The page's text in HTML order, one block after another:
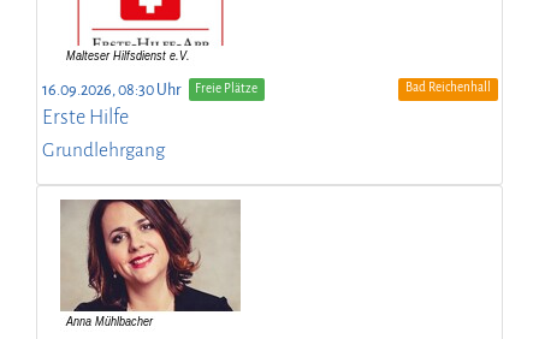
16.09.2026, 08:30 Uhr Freie Plätze Bad Reichenhall
Erste Hilfe
Grundlehrgang